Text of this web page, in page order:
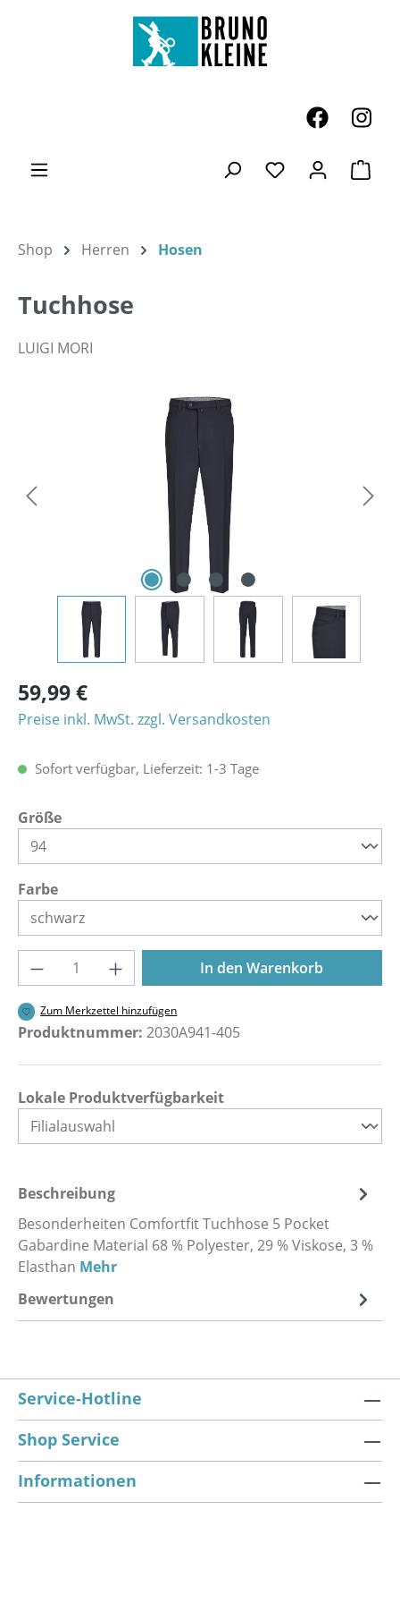
Zum Hauptinhalt springen
Du hast 0
Shop Herren Hosen
Tuchhose
LUIGI MORI
Bildergalerie überspringen
59,99 €
Preise inkl. MwSt. zzgl. Versandkosten
Sofort verfügbar, Lieferzeit: 1-3 Tage
Größeauswählen
Farbeauswählen
Produkt Anzahl: Gib den gewünschten
In den Warenkorb
Zum Merkzettel hinzufügen
Produktnummer: 2030A941-405
Lokale Produktverfügbarkeit
Beschreibung
Besonderheiten Comfortfit Tuchhose 5 Pocket
Gabardine Material 68 % Polyester, 29 % Viskose, 3 %
Elasthan Mehr
Bewertungen
Service-Hotline
Shop Service
Informationen